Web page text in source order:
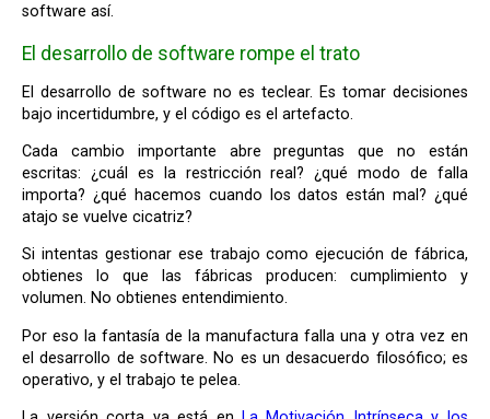
software así.
El desarrollo de software rompe el trato
El desarrollo de software no es teclear. Es tomar decisiones
bajo incertidumbre, y el código es el artefacto.
Cada cambio importante abre preguntas que no están
escritas: ¿cuál es la restricción real? ¿qué modo de falla
importa? ¿qué hacemos cuando los datos están mal? ¿qué
atajo se vuelve cicatriz?
Si intentas gestionar ese trabajo como ejecución de fábrica,
obtienes lo que las fábricas producen: cumplimiento y
volumen. No obtienes entendimiento.
Por eso la fantasía de la manufactura falla una y otra vez en
el desarrollo de software. No es un desacuerdo filosófico; es
operativo, y el trabajo te pelea.